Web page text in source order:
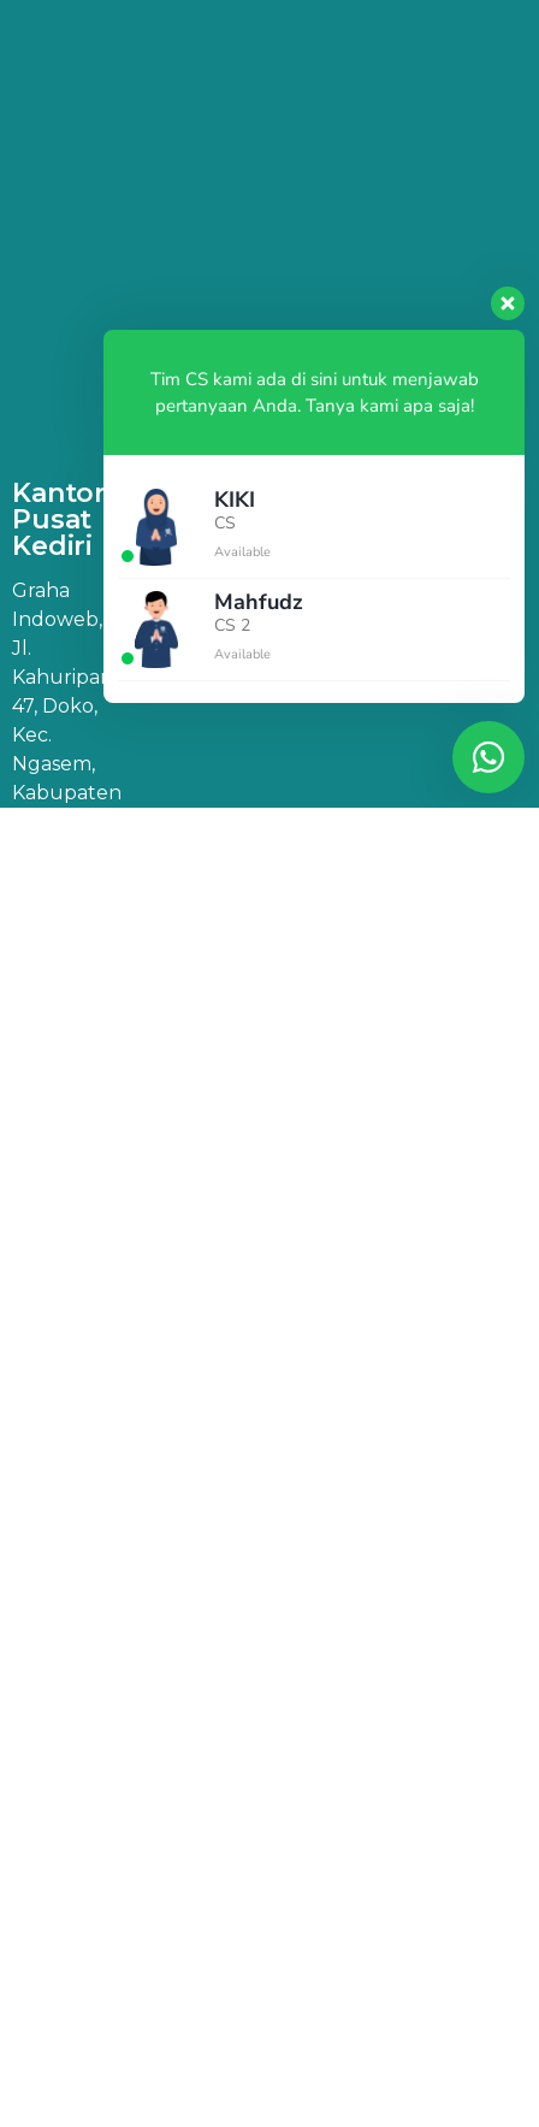
Kantor
Pusat
Kediri
Graha
Indoweb,
Jl.
Kahuripan
47, Doko,
Kec.
Ngasem,
Kabupaten
Tim CS kami ada di sini untuk menjawab
pertanyaan Anda. Tanya kami apa saja!
KIKI
CS
Available
Mahfudz
CS 2
Available